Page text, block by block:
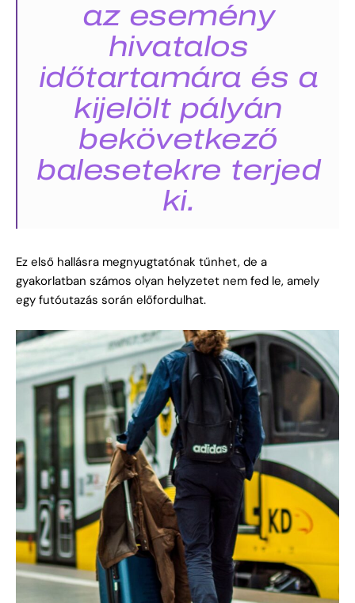
az esemény
hivatalos
időtartamára és a
kijelölt pályán
bekövetkező
balesetekre terjed
ki.
Ez első hallásra megnyugtatónak tűnhet, de a
gyakorlatban számos olyan helyzetet nem fed le, amely
egy futóutazás során előfordulhat.